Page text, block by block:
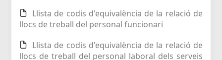
Llista de codis d'equivalència de la relació de
llocs de treball del personal funcionari
Llista de codis d'equivalència de la relació de
llocs de treball del personal laboral dels serveis